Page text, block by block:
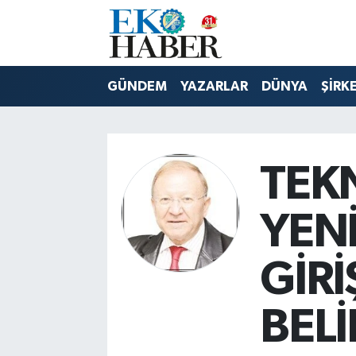
GÜNDEM YAZARLAR DÜNYA
Hava Durumu
Tüm Manşetler
Son Dakika Haberleri